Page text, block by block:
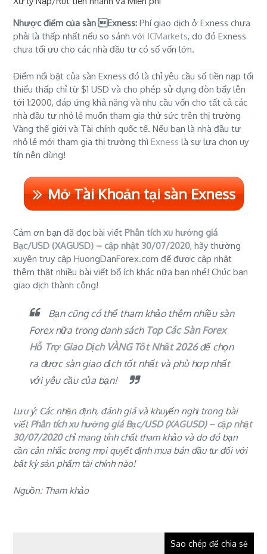
Nhược điểm của sàn Exness: Phí giao dịch ở Exness chưa
phải là thấp nhất nếu so sánh với ICMarkets, do đó Exness
chưa tối ưu cho các nhà đầu tư có số vốn lớn.
Điểm nổi bật của sàn Exness đó là chỉ yêu cầu số tiền nạp tối
thiểu thấp chỉ từ $1 USD và cho phép sử dụng đòn bẩy lên
tới 1:2000, đáp ứng khả năng và nhu cầu vốn cho tất cả các
nhà đầu tư nhỏ lẻ muốn tham gia thử sức trên thị trường
Vàng thế giới và Tài chính quốc tế. Nếu bạn là nhà đầu tư
nhỏ lẻ mới tham gia thị trường thìExness là sự lựa chọn uy
tín nên dùng!
Mở Tài Khoản tại sàn Exness
Cảm ơn bạn đã đọc bài viếtPhân tích xu hướng giá
Bạc/USD (XAGUSD) – cập nhật 30/07/2020, hãy thường
xuyên truy cập HuongDanForex.com để được cập nhật
thêm thật nhiều bài viết bổ ích khác nữa bạn nhé! Chúc bạn
giao dịch thành công!
Bạn cũng có thể tham khảo thêm nhiều sàn
Forex nữa trong danh sách Top Các Sàn Forex
Hỗ Trợ Giao Dịch VÀNG Tốt Nhất 2026để chọn
ra được sàn giao dịch tốt nhấtvà phù hợp nhất
với yêu cầu của bạn!
Lưu ý: Các nhận định, đánh giá và khuyến nghị trong bài
viếtPhân tích xu hướng giá Bạc/USD (XAGUSD) – cập nhật
30/07/2020chỉ mang tính chất tham khảo và do đó bạn
cần cân nhắc trong mọi quyết định mua bán đầu tư đối với
bất kỳ sản phẩm tài chính nào!
Nguồn: Tham khảo
Sao chép để chia sẻ